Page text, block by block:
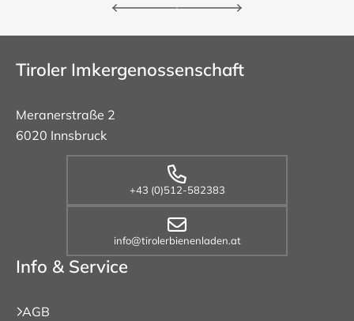
Tiroler Imkergenossenschaft
Meranerstraße 2
6020 Innsbruck
+43 (0)512-582383
info@tirolerbienenladen.at
Info & Service
AGB